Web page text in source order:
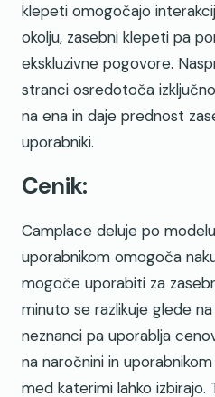
klepeti omogočajo
okolju, zasebni klepeti pa
ekskluzivne pogovore.
stranci osredotoča
na ena in daje prednost
uporabniki.
Cenik:
Camplace deluje po
uporabnikom omogoča
mogoče uporabiti za
minuto se razlikuje glede
neznanci pa uporablja
na naročnini in
med katerimi lahko